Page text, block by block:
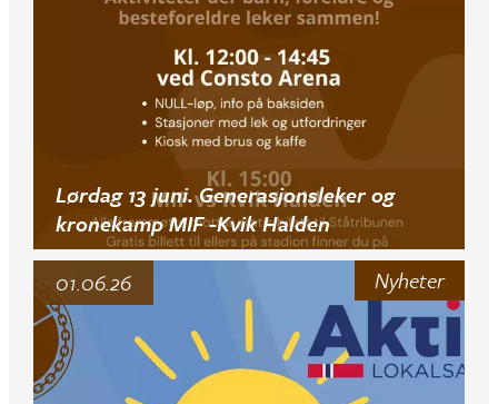
Lørdag 13 juni. Generasjonsleker og
kronekamp MIF -Kvik Halden
Nyheter
01.06.26